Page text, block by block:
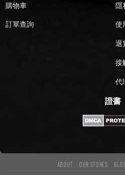
購物車
訂單查詢
隱
使
退
接
代
證書
ABOUT OUR STORES